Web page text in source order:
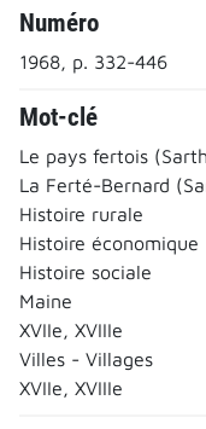
Numéro
1968, p. 332-446
Mot-clé
Le pays fertois
La Ferté-Bernard
Histoire rurale
Histoire économique
Histoire sociale
Maine
XVIIe, XVIIIe
Villes - Villages
XVIIe, XVIIIe